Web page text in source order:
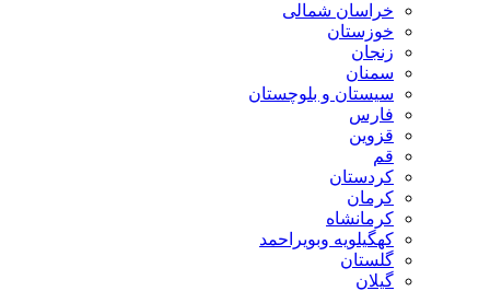
خراسان شمالی
خوزستان
زنجان
سمنان
سیستان و بلوچستان
فارس
قزوین
قم
کردستان
کرمان
کرمانشاه
کهگیلویه وبویراحمد
گلستان
گیلان